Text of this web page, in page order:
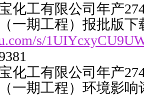
化工有限公司年产
一期工程）报批版下
s/
化工有限公司年产
一期工程）环境影